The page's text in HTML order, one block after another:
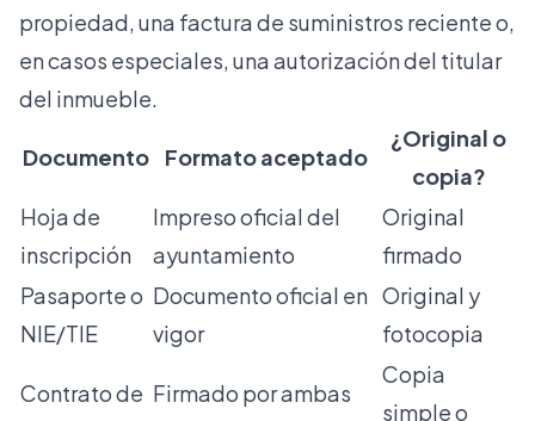
propiedad, una factura de suministros reciente o,
en casos especiales, una autorización del titular
del inmueble.
Documento Formato aceptado
¿Original o
copia?
Hoja de
inscripción
Impreso oficial del
ayuntamiento
Original
firmado
Pasaporte o
NIE/TIE
Documento oficial en
vigor
Original y
fotocopia
Contrato de Firmado por ambas
Copia
simple o